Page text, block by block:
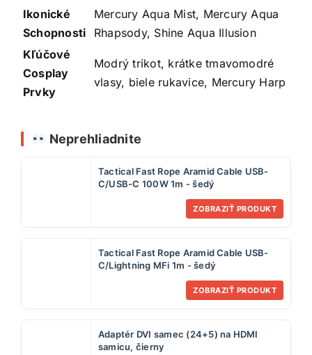
Ikonické
Schopnosti
Mercury Aqua Mist, Mercury Aqua
Rhapsody, Shine Aqua Illusion
Kľúčové
Cosplay
Prvky
Modrý trikot, krátke tmavomodré
vlasy, biele rukavice, Mercury Harp
Neprehliadnite
Tactical Fast Rope Aramid Cable USB-
C/USB-C 100W 1m - šedý
ZOBRAZIŤ PRODUKT
Tactical Fast Rope Aramid Cable USB-
C/Lightning MFi 1m - šedý
ZOBRAZIŤ PRODUKT
Adaptér DVI samec (24+5) na HDMI
samicu, čierny